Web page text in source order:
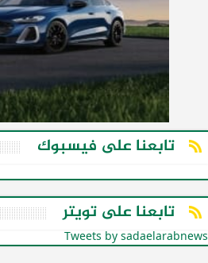
تابعنا على فيسبوك
تابعنا على تويتر
Tweets by sadaelarabnews